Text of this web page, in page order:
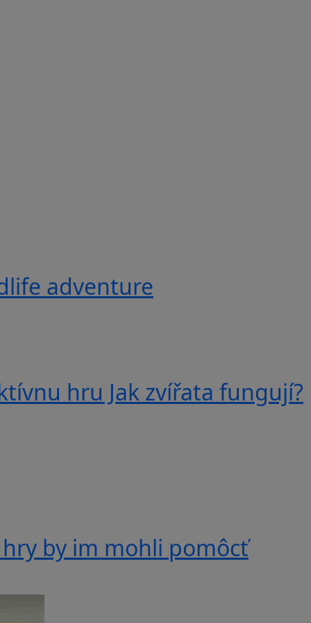
adventure
hru Jak zvířata fungují?
by im mohli pomôcť